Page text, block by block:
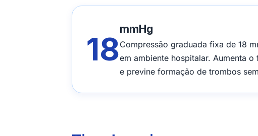
18
mmHg
Compressão graduada fixa de 18
em ambiente hospitalar. Aumenta
e previne formação de trombos